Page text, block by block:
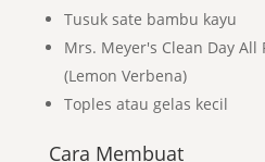
Tusuk sate bambu kayu
Mrs. Meyer's Clean Day All
(Lemon Verbena)
Toples atau gelas kecil
Cara Membuat